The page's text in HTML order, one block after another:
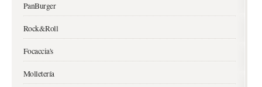
PanBurger
Rock&Roll
Focaccia's
Molletería